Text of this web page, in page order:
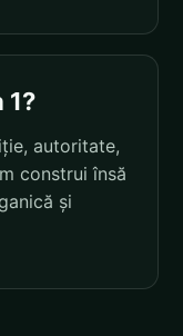
1?
autoritate,
construi însă
și